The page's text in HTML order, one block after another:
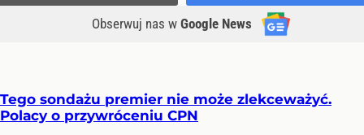
Obserwuj nas w Google News
Tego sondażu premier nie może zlekceważyć.
Polacy o przywróceniu CPN